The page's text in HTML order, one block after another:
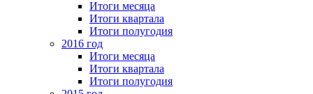
Итоги месяца
Итоги квартала
Итоги полугодия
2016 год
Итоги месяца
Итоги квартала
Итоги полугодия